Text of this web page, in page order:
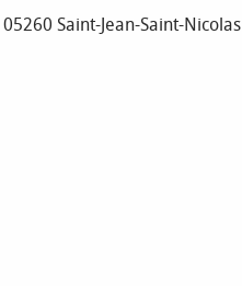
Saint-Jean-Saint-Nicolas